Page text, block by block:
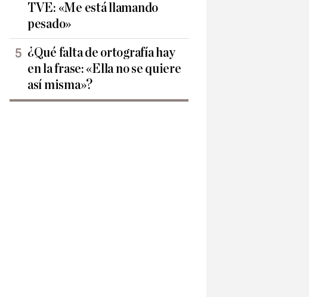
TVE: «Me está llamando
pesado»
¿Qué falta de ortografía hay
en la frase: «Ella no se quiere
así misma»?